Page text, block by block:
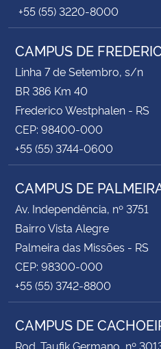
+55 (55) 3220-8000
CAMPUS DE
Linha 7 de Setembro, s/n
BR 386 Km 40
Frederico Westphalen - RS
CEP: 98400-000
+55 (55) 3744-0600
CAMPUS DE
Av. Independência, nº 3751
Bairro Vista Alegre
Palmeira das Missões - RS
CEP: 98300-000
+55 (55) 3742-8800
CAMPUS DE
Rod. Taufik Germano, nº